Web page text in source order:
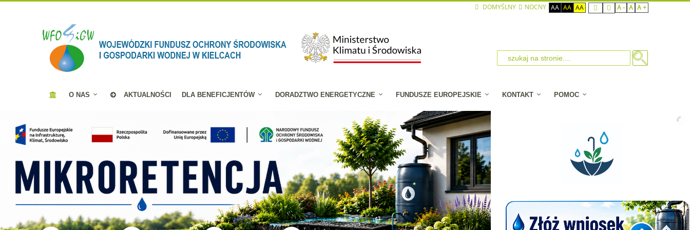
DOMYŚLNY NOCNY AA AA AA A - A A +
O NAS AKTUALNOŚCI DLA BENEFICJENTÓW DORADZTWO ENERGETYCZNE FUNDUSZE EUROPEJSKIE KONTAKT POMOC